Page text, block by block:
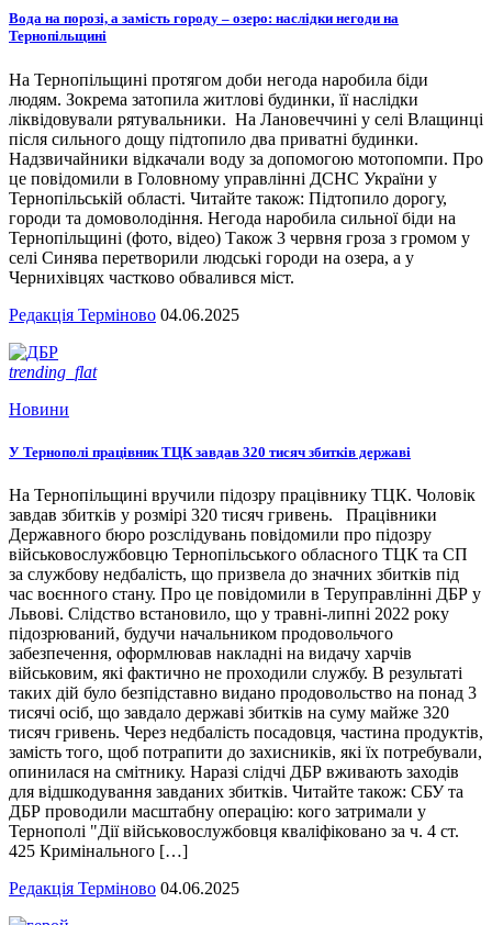
Вода на порозі, а замість городу – озеро: наслідки негоди на
Тернопільщині
На Тернопільщині протягом доби негода наробила біди
людям. Зокрема затопила житлові будинки, її наслідки
ліквідовували рятувальники. На Лановеччині у селі Влащинці
після сильного дощу підтопило два приватні будинки.
Надзвичайники відкачали воду за допомогою мотопомпи. Про
це повідомили в Головному управлінні ДСНС України у
Тернопільській області. Читайте також: Підтопило дорогу,
городи та домоволодіння. Негода наробила сильної біди на
Тернопільщині (фото, відео) Також 3 червня гроза з громом у
селі Синява перетворили людські городи на озера, а у
Чернихівцях частково обвалився міст.
Редакція Терміново 04.06.2025
trending_flat
Новини
У Тернополі працівник ТЦК завдав 320 тисяч збитків державі
На Тернопільщині вручили підозру працівнику ТЦК. Чоловік
завдав збитків у розмірі 320 тисяч гривень. Працівники
Державного бюро розслідувань повідомили про підозру
військовослужбовцю Тернопільського обласного ТЦК та СП
за службову недбалість, що призвела до значних збитків під
час воєнного стану. Про це повідомили в Теруправлінні ДБР у
Львові. Слідство встановило, що у травні-липні 2022 року
підозрюваний, будучи начальником продовольчого
забезпечення, оформлював накладні на видачу харчів
військовим, які фактично не проходили службу. В результаті
таких дій було безпідставно видано продовольство на понад 3
тисячі осіб, що завдало державі збитків на суму майже 320
тисяч гривень. Через недбалість посадовця, частина продуктів,
замість того, щоб потрапити до захисників, які їх потребували,
опинилася на смітнику. Наразі слідчі ДБР вживають заходів
для відшкодування завданих збитків. Читайте також: СБУ та
ДБР проводили масштабну операцію: кого затримали у
Тернополі "Дії військовослужбовця кваліфіковано за ч. 4 ст.
425 Кримінального […]
Редакція Терміново 04.06.2025